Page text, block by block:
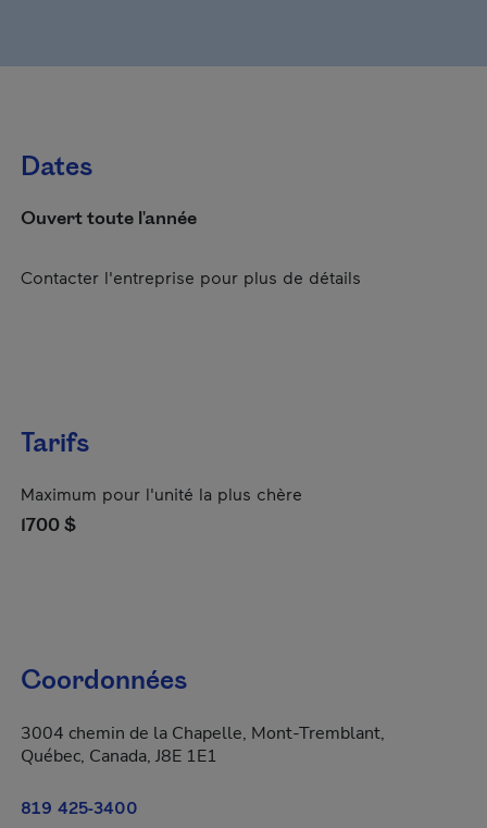
Dates
Ouvert toute l'année
Contacter l'entreprise pour plus de détails
Tarifs
Maximum pour l'unité la plus chère
1700 $
Coordonnées
3004 chemin de la Chapelle, Mont-Tremblant,
Québec, Canada, J8E 1E1
819 425-3400